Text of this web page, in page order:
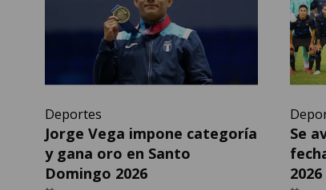
Deportes
Jorge Vega impone categoría
y gana oro en Santo
Domingo 2026
Se
2026